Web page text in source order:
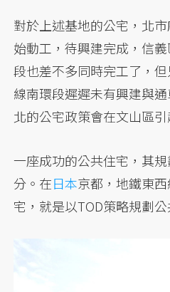
對於上述基地的公宅，北
始動工，待興建完成，信
段也差不多同時完工了，
線南環段遲遲未有興建與
北的公宅政策會在文山區
一座成功的公共住宅，其
分。在日本京都，地鐵東
宅，就是以TOD策略規劃